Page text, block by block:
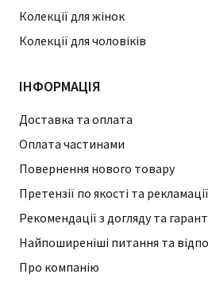
Колекції для жінок
Колекції для чоловіків
ІНФОРМАЦІЯ
Доставка та оплата
Оплата частинами
Повернення нового товару
Претензії по якості та рекламації
Рекомендації з догляду та
Найпоширеніші питання та
Про компанію